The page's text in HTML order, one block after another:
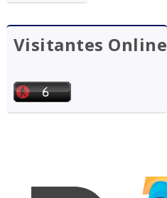
Visitantes Online